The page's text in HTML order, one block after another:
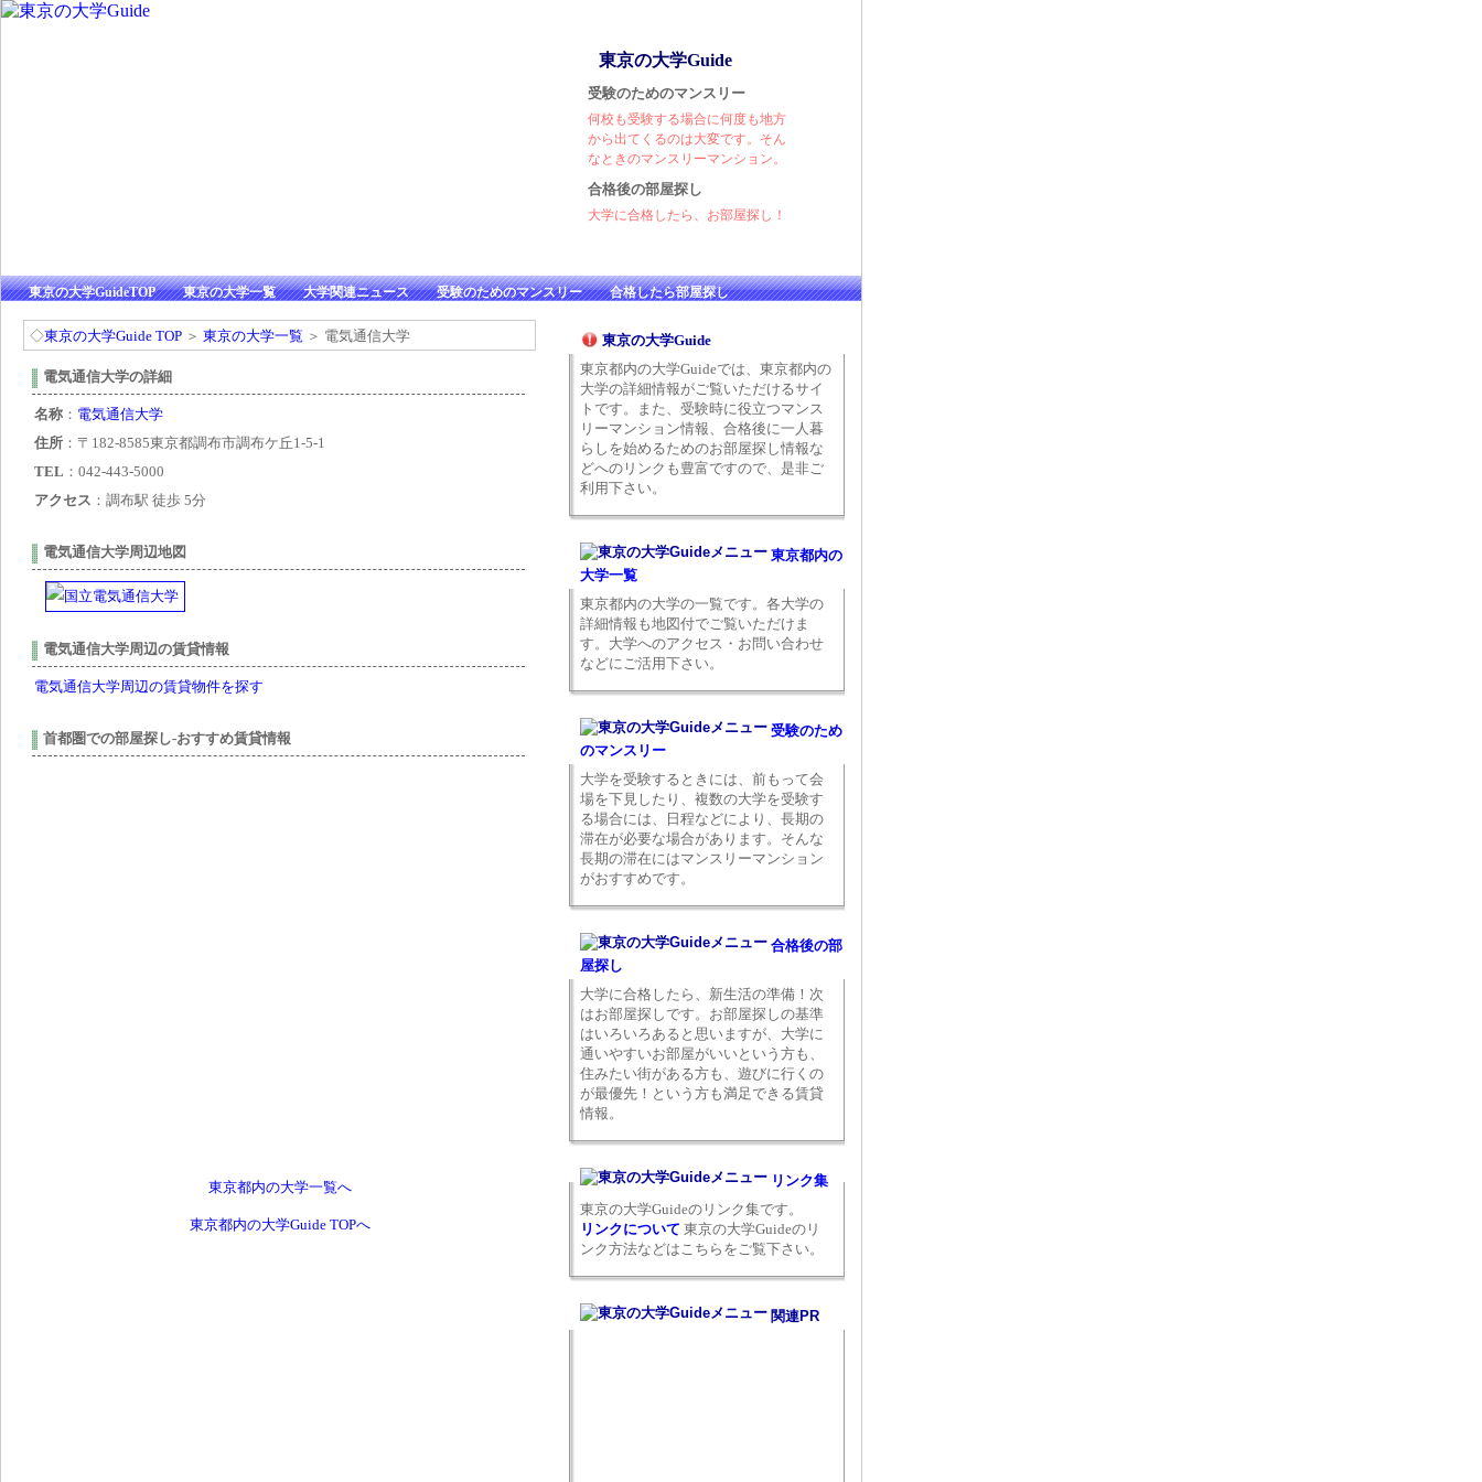
東京の大学Guide
受験のためのマンスリー
何校も受験する場合に何度も地方
から出てくるのは大変です。そん
なときのマンスリーマンション。
合格後の部屋探し
大学に合格したら、お部屋探し！
東京の大学GuideTOP 東京の大学一覧 大学関連ニュース 受験のためのマンスリー 合格したら部屋探し
◇東京の大学Guide TOP ＞ 東京の大学一覧 ＞ 電気通信大学
電気通信大学の詳細
名称 ： 電気通信大学
住所 ：〒182-8585東京都調布市調布ケ丘1-5-1
TEL ：042-443-5000
アクセス ：調布駅 徒歩 5分
電気通信大学周辺地図
電気通信大学周辺の賃貸情報
電気通信大学周辺の賃貸物件を探す
首都圏での部屋探し-おすすめ賃貸情報
東京都内の大学一覧へ
東京都内の大学Guide TOPへ
東京の大学Guide
東京都内の大学Guideでは、東京都内の
大学の詳細情報がご覧いただけるサイ
トです。また、受験時に役立つマンス
リーマンション情報、合格後に一人暮
らしを始めるためのお部屋探し情報な
どへのリンクも豊富ですので、是非ご
利用下さい。
東京都内の
大学一覧
東京都内の大学の一覧です。各大学の
詳細情報も地図付でご覧いただけま
す。大学へのアクセス・お問い合わせ
などにご活用下さい。
受験のため
のマンスリー
大学を受験するときには、前もって会
場を下見したり、複数の大学を受験す
る場合には、日程などにより、長期の
滞在が必要な場合があります。そんな
長期の滞在にはマンスリーマンション
がおすすめです。
合格後の部
屋探し
大学に合格したら、新生活の準備！次
はお部屋探しです。お部屋探しの基準
はいろいろあると思いますが、大学に
通いやすいお部屋がいいという方も、
住みたい街がある方も、遊びに行くの
が最優先！という方も満足できる賃貸
情報。
リンク集
東京の大学Guideのリンク集です。
リンクについて 東京の大学Guideのリ
ンク方法などはこちらをご覧下さい。
関連PR